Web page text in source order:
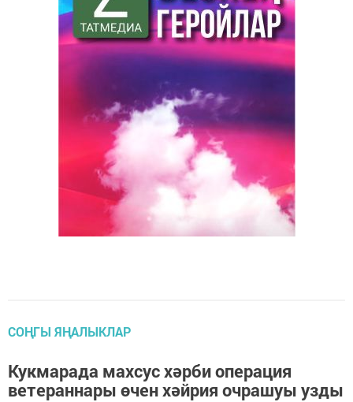
СОҢГЫ ЯҢАЛЫКЛАР
Кукмарада махсус хәрби операция
ветераннары өчен хәйрия очрашуы узды